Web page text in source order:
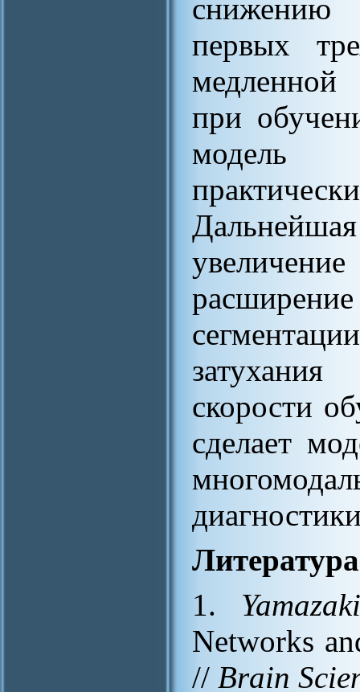
снижению
первых
при
модель
скорости
сделает
1.
Networks
// Brain